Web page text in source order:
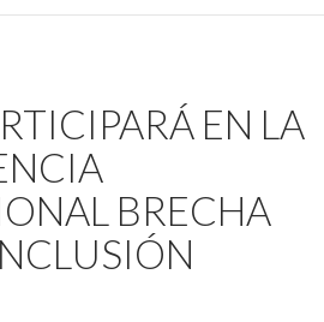
EN LA
BRECHA